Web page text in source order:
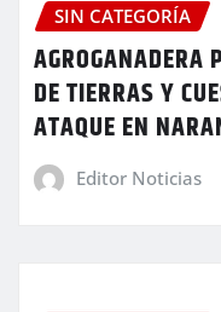
SIN CATEGORÍA
AGROGANADERA
DE TIERRAS Y
ATAQUE EN
Editor Noticias